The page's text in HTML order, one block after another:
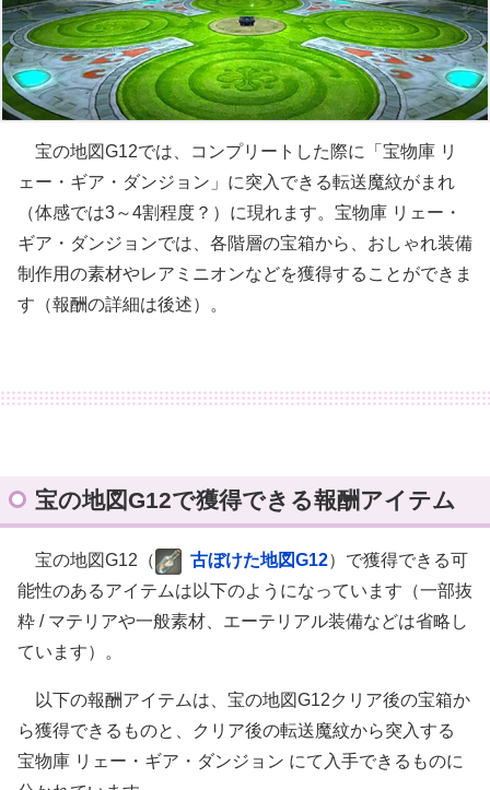
宝の地図G12では、コンプリートした際に「宝物庫 リ
ェー・ギア・ダンジョン」に突入できる転送魔紋がまれ
（体感では3～4割程度？）に現れます。宝物庫 リェー・
ギア・ダンジョンでは、各階層の宝箱から、おしゃれ装備
制作用の素材やレアミニオンなどを獲得することができま
す（報酬の詳細は後述）。
宝の地図G12で獲得できる報酬アイテム
宝の地図G12（ 古ぼけた地図G12）で獲得できる可
能性のあるアイテムは以下のようになっています（一部抜
粋 / マテリアや一般素材、エーテリアル装備などは省略し
ています）。
以下の報酬アイテムは、宝の地図G12クリア後の宝箱か
ら獲得できるものと、クリア後の転送魔紋から突入する
宝物庫 リェー・ギア・ダンジョン にて入手できるものに